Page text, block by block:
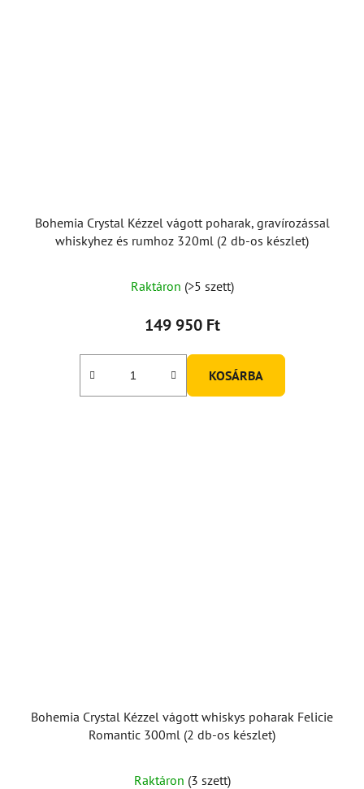
Bohemia Crystal Kézzel vágott poharak, gravírozással
whiskyhez és rumhoz 320ml (2 db-os készlet)
Raktáron (>5 szett)
149 950 Ft
KOSÁRBA
Bohemia Crystal Kézzel vágott whiskys poharak Felicie
Romantic 300ml (2 db-os készlet)
Raktáron (3 szett)